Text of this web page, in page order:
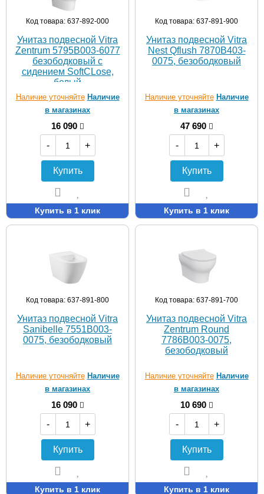
Код товара: 637-892-000
Унитаз подвесной Vitra
Zentrum 5795B003-6077
безободковый с
сидением SoftCLose,
белый
Наличие уточняйте Наличие
в магазинах
16 090
-
+
Купить
Купить в 1 клик
Код товара: 637-891-900
Унитаз подвесной Vitra
Nest Qflush 7870B403-
0075, безободковый
Наличие уточняйте Наличие
в магазинах
47 690
-
+
Купить
Купить в 1 клик
Код товара: 637-891-800
Унитаз подвесной Vitra
Sanibelle 7551B003-
0075, безободковый
Наличие уточняйте Наличие
в магазинах
16 090
-
+
Купить
Купить в 1 клик
Код товара: 637-891-700
Унитаз подвесной Vitra
Zentrum Round
7786B003-0075,
безободковый
Наличие уточняйте Наличие
в магазинах
10 690
-
+
Купить
Купить в 1 клик